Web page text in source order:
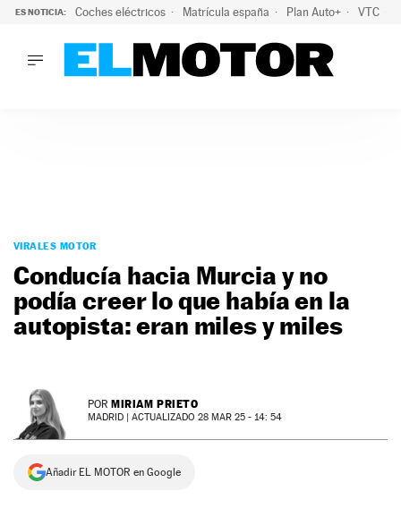
ES NOTICIA: Coches eléctricos Matrícula españa Plan Auto+ VTC
PODCAST
MOTOS
TECNOLOGÍA
SUPERCOCHES
SERVICIOS
NEWSLETTER
SÍGUENOS
VIRALES MOTOR
Conducía hacia Murcia y no
podía creer lo que había en la
autopista: eran miles y miles
POR MIRIAM PRIETO
MADRID | ACTUALIZADO 28 MAR 25 - 14: 54
Añadir EL MOTOR en Google